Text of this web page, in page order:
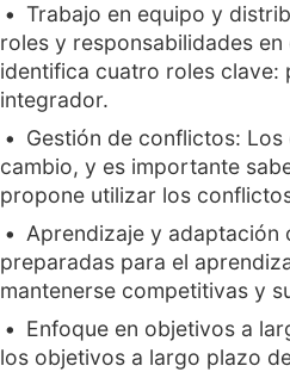
Trabajo en equipo y
roles y responsabilidades
identifica cuatro roles
integrador.
Gestión de conflictos:
cambio, y es importante
propone utilizar los
Aprendizaje y adaptación
preparadas para el
mantenerse competitivas y
Enfoque en objetivos a
los objetivos a largo plazo